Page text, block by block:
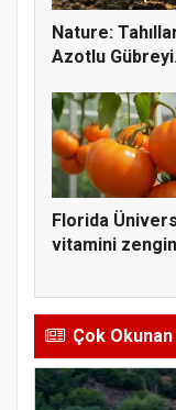
Nature:
Azotlu Gübreyi
Florida
vitamini
Çok